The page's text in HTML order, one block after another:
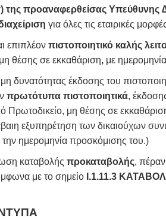
της προαναφερθείσας Υπεύθυνης
για όλες τις εταιρικές
επιπλέον πιστοποιητικό καλής
θέσης σε εκκαθάριση, με
δυνατότητας έκδοσης του
πρωτότυπα πιστοποιητικά,
Πρωτοδικείο, μη θέσης σε
εξυπηρέτηση των δικαιούχων
ημερομηνία προσκόμισης του.)
καταβολής προκαταβολής,
με το σημείο Ι.1.11.3ΚΑΤΑΒΟΛΗ